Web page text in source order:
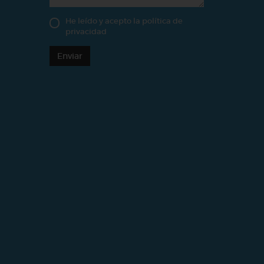
He leído y acepto la política de
privacidad
Enviar